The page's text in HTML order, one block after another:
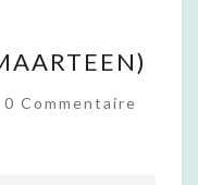
C
O
0 Commentaire